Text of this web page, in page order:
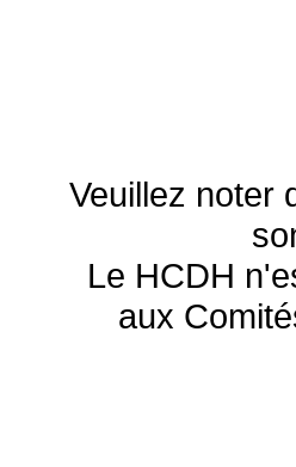
Veuillez noter
Le HCDH
aux